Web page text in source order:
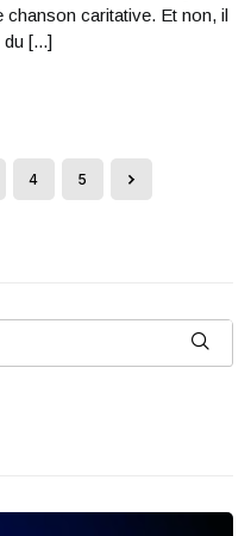
caritative. Et non, il
du [...]
4 5